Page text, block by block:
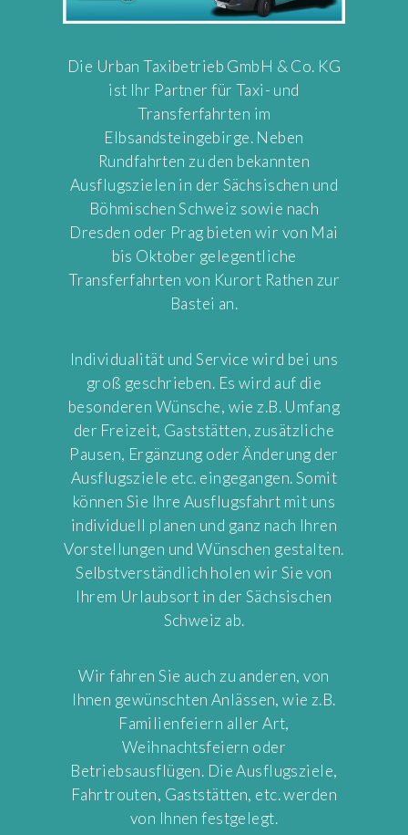
Die Urban Taxibetrieb GmbH & Co. KG
ist Ihr Partner für Taxi- und
Transferfahrten im
Elbsandsteingebirge. Neben
Rundfahrten zu den bekannten
Ausflugszielen in der Sächsischen und
Böhmischen Schweiz sowie nach
Dresden oder Prag bieten wir von Mai
bis Oktober gelegentliche
Transferfahrten von Kurort Rathen zur
Bastei an.
Individualität und Service wird bei uns
groß geschrieben. Es wird auf die
besonderen Wünsche, wie z.B. Umfang
der Freizeit, Gaststätten, zusätzliche
Pausen, Ergänzung oder Änderung der
Ausflugsziele etc. eingegangen. Somit
können Sie Ihre Ausflugsfahrt mit uns
individuell planen und ganz nach Ihren
Vorstellungen und Wünschen gestalten.
Selbstverständlich holen wir Sie von
Ihrem Urlaubsort in der Sächsischen
Schweiz ab.
Wir fahren Sie auch zu anderen, von
Ihnen gewünschten Anlässen, wie z.B.
Familienfeiern aller Art,
Weihnachtsfeiern oder
Betriebsausflügen. Die Ausflugsziele,
Fahrtrouten, Gaststätten, etc. werden
von Ihnen festgelegt.